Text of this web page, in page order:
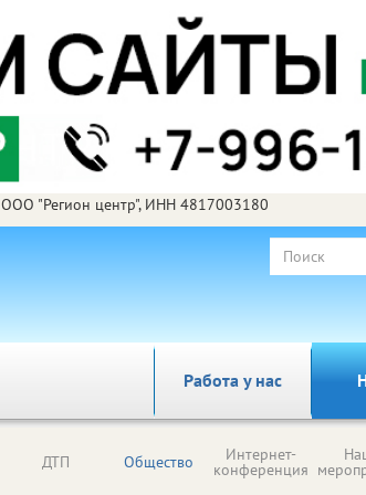
ООО "Регион центр", ИНН 4817003180
Работа у нас
ДТП Общество Интернет-
конференция